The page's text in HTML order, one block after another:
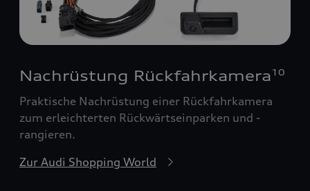
Nachrüstung Rückfahrkamera 10
Praktische Nachrüstung einer Rückfahrkamera
zum erleichterten Rückwärtseinparken und -
rangieren.
Zur Audi Shopping World